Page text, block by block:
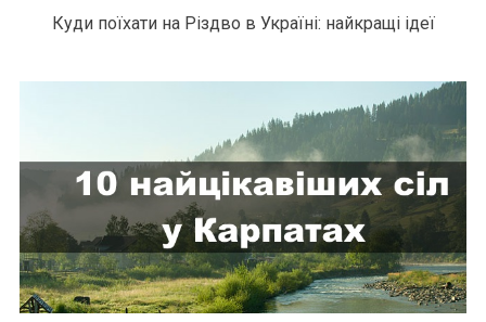
Куди поїхати на Різдво в Україні: найкращі ідеї